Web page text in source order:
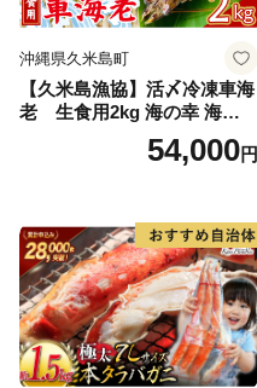
沖縄県久米島町
【久米島漁協】活〆冷凍車海
老 生食用2kg 海の幸 海鮮
車えび クルマエビ 高級食材
生食 刺身 鮮度抜群 プリプリ
り物 お歳暮 お中元
54,000円